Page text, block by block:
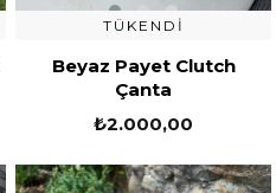
TÜKENDI
Beyaz Payet Clutch
Çanta
₺2.000,00